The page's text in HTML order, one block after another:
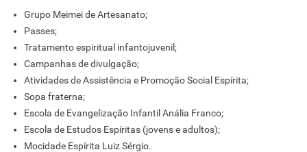
Grupo Meimei de Artesanato;
Passes;
Tratamento espiritual infantojuvenil;
Campanhas de divulgação;
Atividades de Assistência e Promoção Social Espírita;
Sopa fraterna;
Escola de Evangelização Infantil Anália Franco;
Escola de Estudos Espíritas (jovens e adultos);
Mocidade Espírita Luiz Sérgio.